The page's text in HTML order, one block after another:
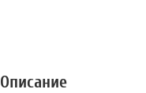
Описание